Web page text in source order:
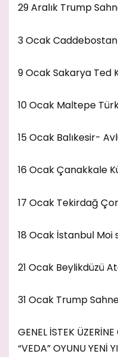
29 Aralık Trump
3 Ocak
9 Ocak Sakarya Ted
10 Ocak Maltepe
15 Ocak Balıkesir-
16 Ocak Çanakkale
17 Ocak Tekirdağ
18 Ocak İstanbul Moi
21 Ocak Beylikdüzü
31 Ocak Trump
GENEL İSTEK
“VEDA” OYUNU YENİ